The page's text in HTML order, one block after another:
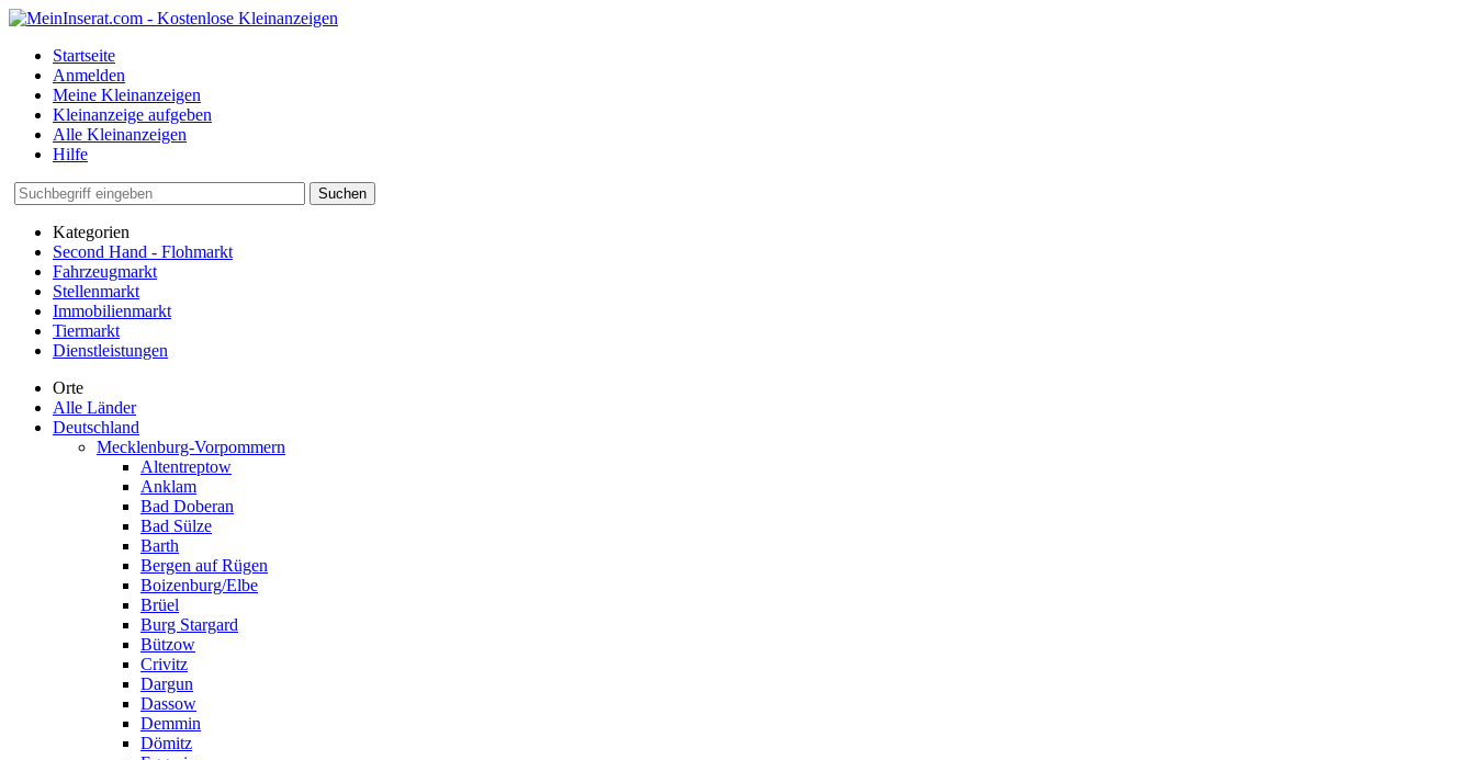
Startseite
Anmelden
Meine Kleinanzeigen
Kleinanzeige aufgeben
Alle Kleinanzeigen
Hilfe
Suchen
Kategorien
Second Hand - Flohmarkt
Fahrzeugmarkt
Stellenmarkt
Immobilienmarkt
Tiermarkt
Dienstleistungen
Orte
Alle Länder
Deutschland
Mecklenburg-Vorpommern
Altentreptow
Anklam
Bad Doberan
Bad Sülze
Barth
Bergen auf Rügen
Boizenburg/Elbe
Brüel
Burg Stargard
Bützow
Crivitz
Dargun
Dassow
Demmin
Dömitz